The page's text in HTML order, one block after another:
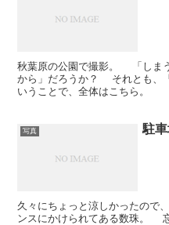
秋葉原の公園で撮影。 「しま
から」だろうか？ それとも、
いうことで、全体はこちら。
写真 駐
久々にちょっと涼しかったの
ンスにかけられてある数珠。